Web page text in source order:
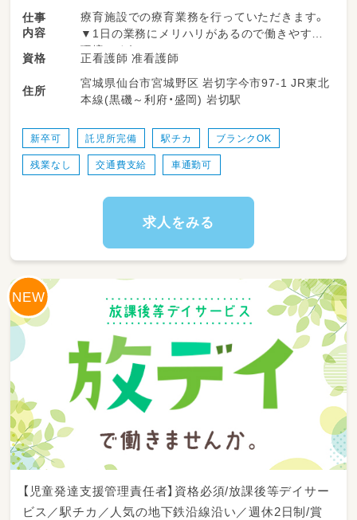
仕事
内容
療育施設での療育業務を行っていただきます。
▼1日の業務にメリハリがあるので働きやすい
環境です！
＜一日の流れ＞
◎平日の放課後利用
14：30～送迎出発で各学校お迎え
15：30～支援時間
17：00～ご自宅まで送迎
9：00～ご自宅にお迎え
12：00～昼食
13：00～日中活動
16：00～ご自宅まで送迎
17：15～片づけ、終礼、記録などの業務
資格 正看護師 准看護師
住所
宮城県仙台市宮城野区 岩切字今市97-1 JR東北
本線(黒磯～利府・盛岡) 岩切駅
新卒可 託児所完備 駅チカ ブランクOK
残業なし 交通費支給 車通勤可
求人をみる
【児童発達支援管理責任者】資格必須/放課後等デイサー
ビス／駅チカ／人気の地下鉄沿線沿い／週休2日制/賞